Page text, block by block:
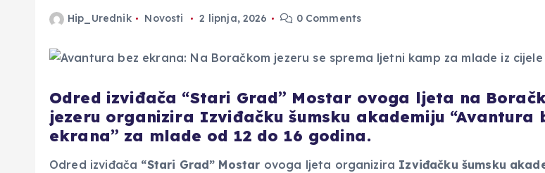
Hip_Urednik Novosti 2 lipnja, 2026 0 Comments
Odred izviđača “Stari Grad” Mostar ovoga ljeta na
jezeru organizira Izviđačku šumsku akademiju “Avantura
ekrana” za mlade od 12 do 16 godina.
Odred izviđača “Stari Grad” Mostar ovoga ljeta organizira Izviđačku šumsku